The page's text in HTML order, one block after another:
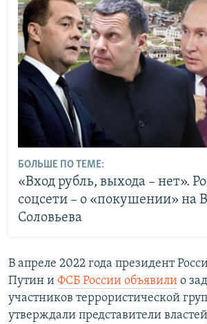
БОЛЬШЕ ПО ТЕМЕ:
«Вход рубль, выхода – нет».
соцсети – о «покушении» на
Соловьева
В апреле 2022 года президент
Путин и ФСБ России объявили о
участников террористической
утверждали представители